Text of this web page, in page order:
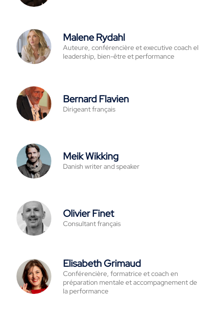
Malene Rydahl
Auteure, conférencière et executive coach el
leadership, bien-être et performance
Bernard Flavien
Dirigeant français
Meik Wikking
Danish writer and speaker
Olivier Finet
Consultant français
Elisabeth Grimaud
Conférencière, formatrice et coach en
préparation mentale et accompagnement de
la performance